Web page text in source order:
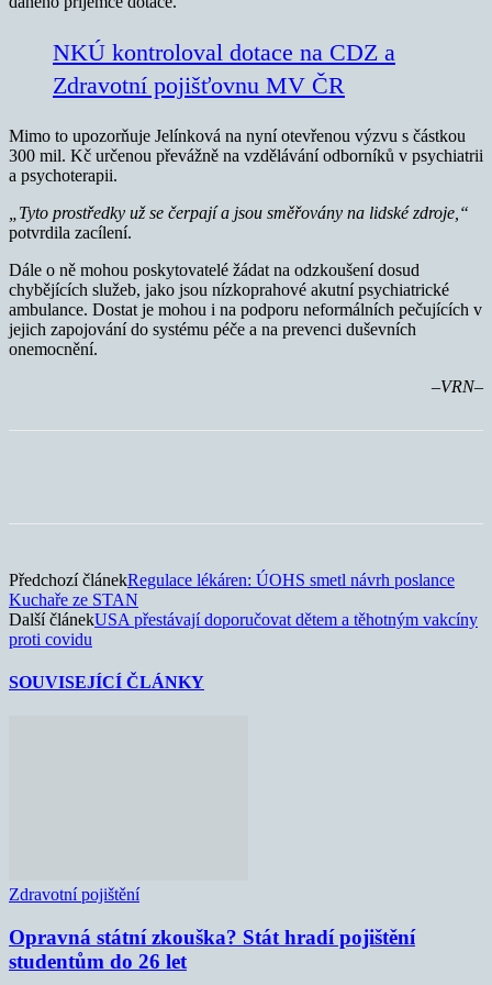
NKÚ kontroloval dotace na CDZ a
Zdravotní pojišťovnu MV ČR
Mimo to upozorňuje Jelínková na nyní otevřenou výzvu s částkou
300 mil. Kč určenou převážně na vzdělávání odborníků v psychiatrii
a psychoterapii.
„Tyto prostředky už se čerpají a jsou směřovány na lidské zdroje,“
potvrdila zacílení.
Dále o ně mohou poskytovatelé žádat na odzkoušení dosud
chybějících služeb, jako jsou nízkoprahové akutní psychiatrické
ambulance. Dostat je mohou i na podporu neformálních pečujících v
jejich zapojování do systému péče a na prevenci duševních
onemocnění.
–VRN–
Předchozí článekRegulace lékáren: ÚOHS smetl návrh poslance
Kuchaře ze STAN
Další článekUSA přestávají doporučovat dětem a těhotným vakcíny
proti covidu
SOUVISEJÍCÍ ČLÁNKY
Zdravotní pojištění
Opravná státní zkouška? Stát hradí pojištění
studentům do 26 let